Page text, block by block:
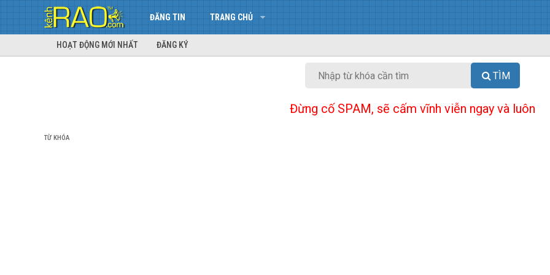
ĐĂNG TIN TRANG CHỦ
HOẠT ĐỘNG MỚI NHẤT ĐĂNG KÝ
TÌM
Đừng cố SPAM, sẽ cấm vĩnh viễn ngay và luôn
TỪ KHÓA